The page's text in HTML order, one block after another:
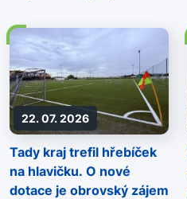
regionem
22. 07. 2026
Tady kraj trefil hřebíček
na hlavičku. O nové
dotace je obrovský zájem